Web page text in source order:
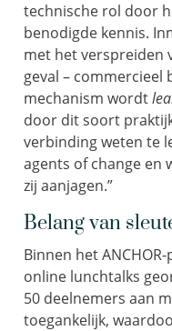
technische rol door
benodigde kennis.
met het verspreiden
geval –
mechanism wordt
door dit soort
verbinding weten te
agents of change en
zij aanjagen.”
Belang van
Binnen het
online lunchtalks
50 deelnemers aan
toegankelijk,